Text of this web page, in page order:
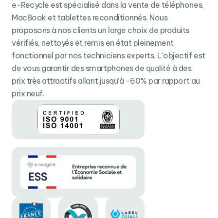
Triple caméra 200 MP : pour des photos inoubliables
Profitez d'une expérience audio immersive avec les
haut-parleurs stéréoet la technologie audio de
pointe signéeAKG. De plus, avec des fonctionnalités
telles queSamsung DeXetSamsung Wireless DeX,
vous pouveztransformer votre téléphone en un
véritable ordinateurde bureau pour une productivité
ultime, où que vous soyez.
Batterie grande capacité : pour vous suivre toute la
Avec unebatterie de 5000 mAh
d'une autonomie longue durée et d'une charge rapide,
vous permettant de rester connecté toute la journée.
De plus, avec des fonctionnalités avancées telles que
Samsung DeX et Samsung Wireless DeX, vous pouvez
transformer votre téléphone en un véritable ordinateur
de bureau pour une productivité ultime, où que vous
e-Recycle est spécialisé dans la vente de téléphones,
MacBook et tablettes reconditionnés. Nous
proposons à nos clients un large choix de produits
vérifiés, nettoyés et remis en état pleinement
fonctionnel par nos techniciens experts. L'objectif est
de vous garantir des smartphones de qualité à des
prix très attractifs allant jusqu'à -60% par rapport au
prix neuf.